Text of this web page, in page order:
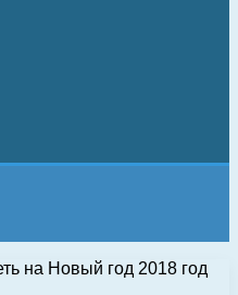
на Новый год 2018 год